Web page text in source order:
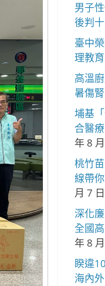
男子
後判
臺中
理教育
高溫
暑傷腎
埔基
合醫
年 8
桃竹
線帶
月 7 日
深化
全國
年 8
睽違
海內